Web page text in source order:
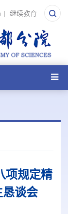
| 继续教育
项规定精
恳谈会